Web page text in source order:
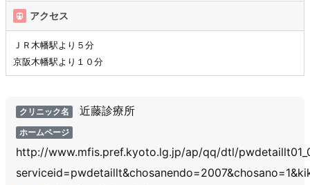
アクセス
ＪＲ木幡駅より５分
京阪木幡駅より１０分
クリニック名 近藤診療所
ホームページ
http://www.mfis.pref.kyoto.lg.jp/ap/qq/dtl/